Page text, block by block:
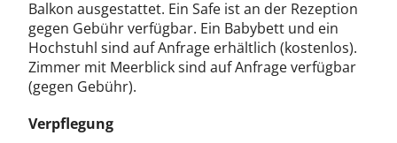
Balkon ausgestattet. Ein Safe ist an der Rezeption
gegen Gebühr verfügbar. Ein Babybett und ein
Hochstuhl sind auf Anfrage erhältlich (kostenlos).
Zimmer mit Meerblick sind auf Anfrage verfügbar
(gegen Gebühr).
Verpflegung